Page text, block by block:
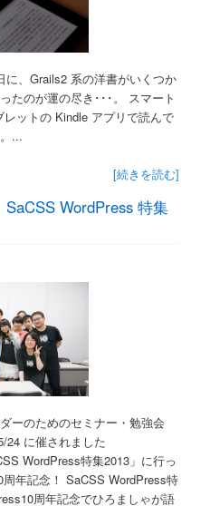
に、Grails2 系の洋書がいくつか
たのが運の尽き･･･。 スマート
ットの Kindle アプリで読んで
...
[続きを読む]
WordPress 特集
ーのためのセミナー・勉強会
24 に催されました
WordPress特集2013」に行っ
年記念！ SaCSS WordPress特
周年記念でひろましゃが語